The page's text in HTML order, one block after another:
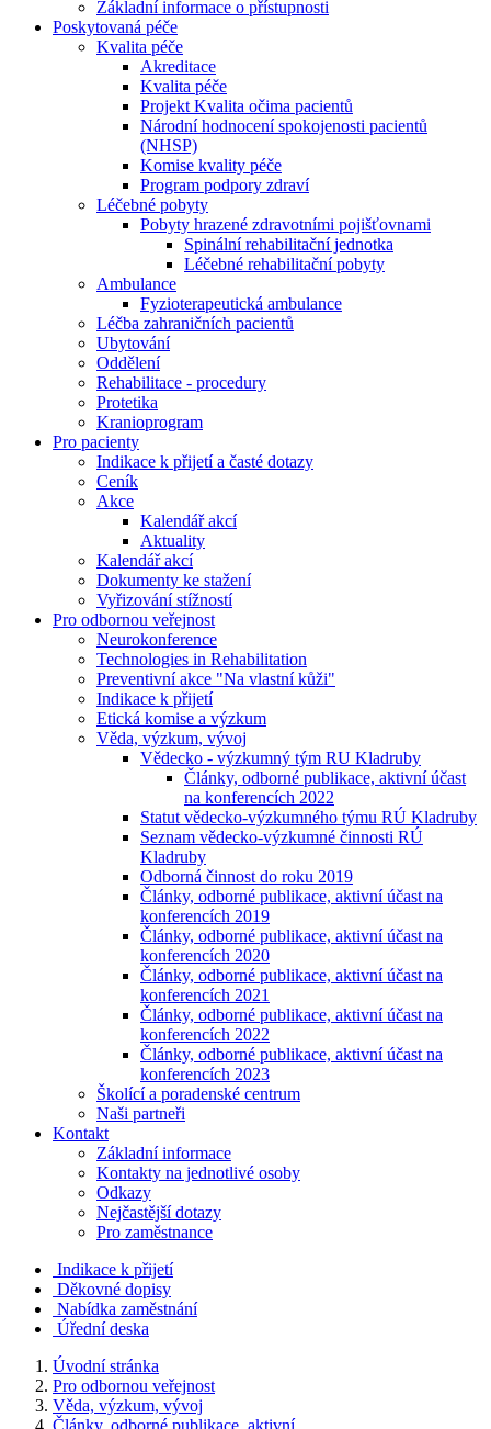
Základní informace o přístupnosti
Poskytovaná péče
Kvalita péče
Akreditace
Kvalita péče
Projekt Kvalita očima pacientů
Národní hodnocení spokojenosti pacientů
(NHSP)
Komise kvality péče
Program podpory zdraví
Léčebné pobyty
Pobyty hrazené zdravotními pojišťovnami
Spinální rehabilitační jednotka
Léčebné rehabilitační pobyty
Ambulance
Fyzioterapeutická ambulance
Léčba zahraničních pacientů
Ubytování
Oddělení
Rehabilitace - procedury
Protetika
Kranioprogram
Pro pacienty
Indikace k přijetí a časté dotazy
Ceník
Akce
Kalendář akcí
Aktuality
Kalendář akcí
Dokumenty ke stažení
Vyřizování stížností
Pro odbornou veřejnost
Neurokonference
Technologies in Rehabilitation
Preventivní akce "Na vlastní kůži"
Indikace k přijetí
Etická komise a výzkum
Věda, výzkum, vývoj
Vědecko - výzkumný tým RU Kladruby
Články, odborné publikace, aktivní účast
na konferencích 2022
Statut vědecko-výzkumného týmu RÚ Kladruby
Seznam vědecko-výzkumné činnosti RÚ
Kladruby
Odborná činnost do roku 2019
Články, odborné publikace, aktivní účast na
konferencích 2019
Články, odborné publikace, aktivní účast na
konferencích 2020
Články, odborné publikace, aktivní účast na
konferencích 2021
Články, odborné publikace, aktivní účast na
konferencích 2022
Články, odborné publikace, aktivní účast na
konferencích 2023
Školící a poradenské centrum
Naši partneři
Kontakt
Základní informace
Kontakty na jednotlivé osoby
Odkazy
Nejčastější dotazy
Pro zaměstnance
Indikace k přijetí
Děkovné dopisy
Nabídka zaměstnání
Úřední deska
Úvodní stránka
Pro odbornou veřejnost
Věda, výzkum, vývoj
Články, odborné publikace, aktivní...